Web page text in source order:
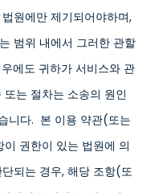
원에만 제기되어야하며,
범위 내에서 그러한 관할
에도 귀하가 서비스와 관
는 절차는 소송의 원인
니다. 본 이용 약관(또는
권한이 있는 법원에 의
되는 경우, 해당 조항(또